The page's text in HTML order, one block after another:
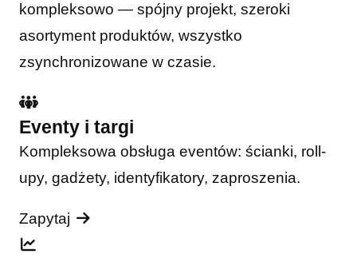
kompleksowo — spójny projekt, szeroki
asortyment produktów, wszystko
zsynchronizowane w czasie.
Eventy i targi
Kompleksowa obsługa eventów: ścianki, roll-
upy, gadżety, identyfikatory, zaproszenia.
Zapytaj